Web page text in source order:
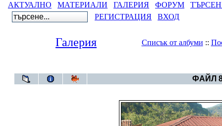
АКТУАЛНО МАТЕРИАЛИ ГАЛЕРИЯ ФОРУМ
РЕГИСТРАЦИЯ
ВХОД
Галерия Списък от албуми ::
ФАЙЛ 8